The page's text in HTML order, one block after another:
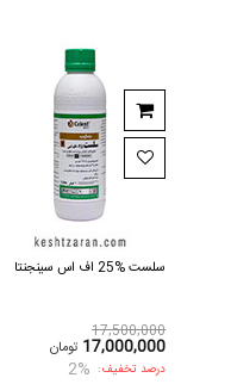
سلست %25 اف اس سینجنتا
17,500,000
17,000,000 تومان
درصد تخفیف: 2%